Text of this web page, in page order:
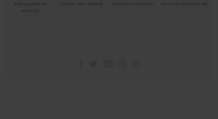
Tryg og godkendt
Vi sidder klar i Aalborg Behandlet med omhu God tid til at beslutte dig